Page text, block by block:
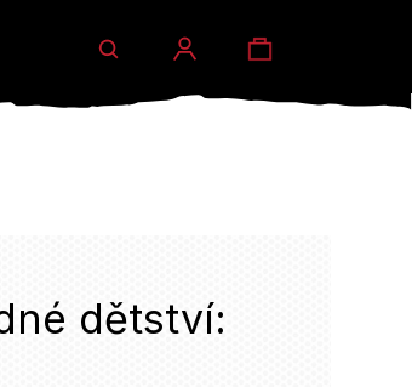
dárky Prodejny Eventy
Hledat
Přihlášení
Nákupní
dětství: